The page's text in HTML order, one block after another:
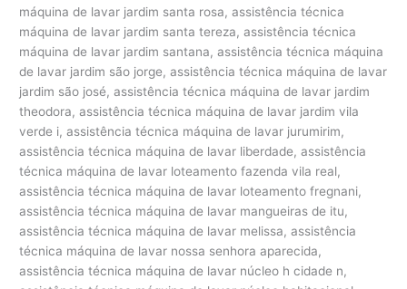
máquina de lavar jardim santa rosa, assistência técnica
máquina de lavar jardim santa tereza, assistência técnica
máquina de lavar jardim santana, assistência técnica máquina
de lavar jardim são jorge, assistência técnica máquina de lavar
jardim são josé, assistência técnica máquina de lavar jardim
theodora, assistência técnica máquina de lavar jardim vila
verde i, assistência técnica máquina de lavar jurumirim,
assistência técnica máquina de lavar liberdade, assistência
técnica máquina de lavar loteamento fazenda vila real,
assistência técnica máquina de lavar loteamento fregnani,
assistência técnica máquina de lavar mangueiras de itu,
assistência técnica máquina de lavar melissa, assistência
técnica máquina de lavar nossa senhora aparecida,
assistência técnica máquina de lavar núcleo h cidade n,